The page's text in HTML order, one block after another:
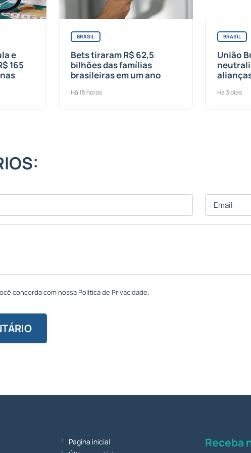
e
165
BRASIL
Bets tiraram R$ 62,5
bilhões das famílias
brasileiras em um ano
Há 15 horas
BRASIL
União
Há 3 dias
concorda com nossa Política de Privacidade.
Página inicial
Receba